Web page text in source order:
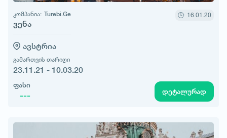
კომპანია: Turebi.Ge
ვენა
16.01.20
ავსტრია
გამართვის თარიღი
23.11.21 - 10.03.20
ფასი
--- დეტალურად